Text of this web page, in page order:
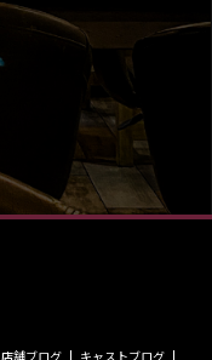
店舗ブログ キャストブログ